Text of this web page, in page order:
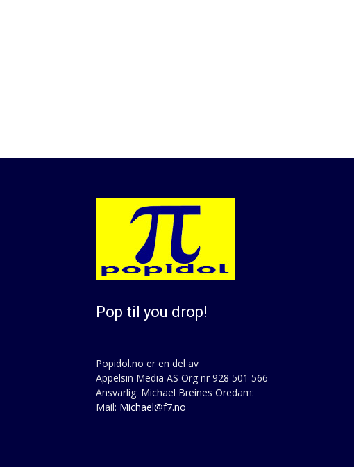
Pop til you drop!
Popidol.no er en del av
Appelsin Media AS Org nr 928 501 566
Ansvarlig: Michael Breines Oredam:
Mail: Michael@f7.no